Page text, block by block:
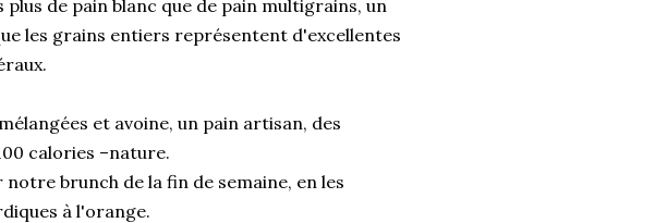
de pain blanc que de pain multigrains, un
les grains entiers représentent d'excellentes
et avoine, un pain artisan, des
calories –nature.
brunch de la fin de semaine, en les
à l'orange.